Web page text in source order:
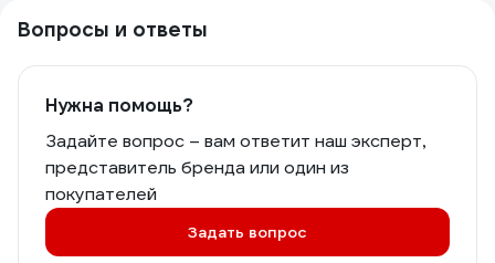
Вопросы и ответы
Нужна помощь?
Задайте вопрос – вам ответит наш эксперт,
представитель бренда или один из
покупателей
Задать вопрос